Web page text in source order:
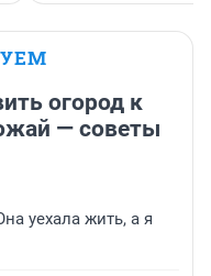
огород к
— советы
уехала жить, а я